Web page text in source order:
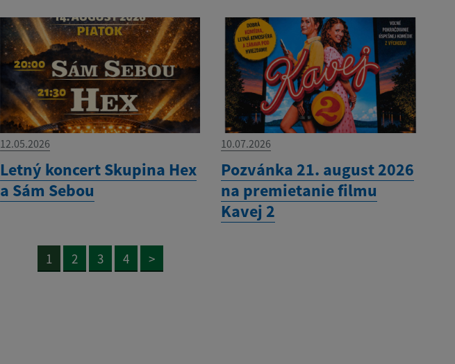
12.05.2026
Letný koncert Skupina Hex
a Sám Sebou
10.07.2026
Pozvánka 21. august 2026
na premietanie filmu
Kavej 2
1 2 3 4 >